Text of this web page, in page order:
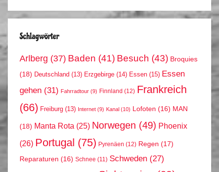
Schlagwörter
Arlberg (37) Baden (41) Besuch (43) Broquies
(18) Deutschland (13) Erzgebirge (14) Essen (15) Essen
gehen (31) Fahrradtour (9) Finnland (12) Frankreich
(66) Freiburg (13) Internet (9) Kanal (10) Lofoten (16) MAN
(18) Manta Rota (25) Norwegen (49) Phoenix
(26) Portugal (75) Pyrenäen (12) Regen (17)
Reparaturen (16) Schnee (11) Schweden (27)